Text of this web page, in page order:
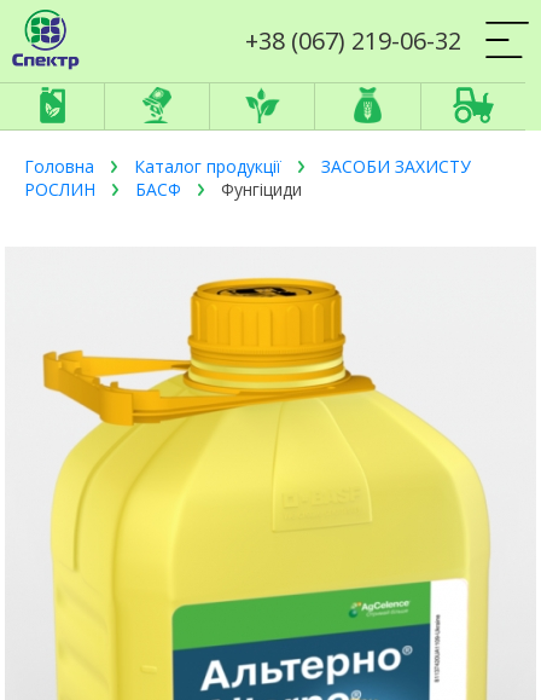
+38 (067) 219-06-32
Головна Каталог продукції
ЗАСОБИ ЗАХИСТУ
РОСЛИН
БАСФ Фунгіциди